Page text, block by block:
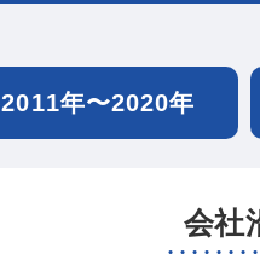
2011年〜2020年
会社